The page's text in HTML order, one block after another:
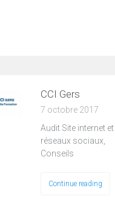
CCI Gers
7 octobre 2017
Audit Site internet et
réseaux sociaux,
Conseils
Continue reading